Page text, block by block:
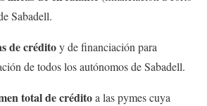
Sabadell.
de créditoy de financiación para
de todos los autónomos de Sabadell.
total de créditoa las pymes cuya